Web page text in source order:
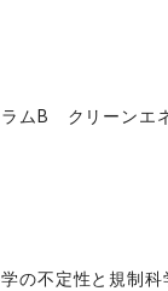
ムB クリーンエ
の不定性と規制科